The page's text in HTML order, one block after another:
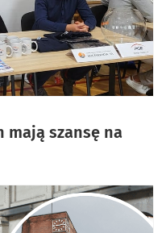
mają szansę na